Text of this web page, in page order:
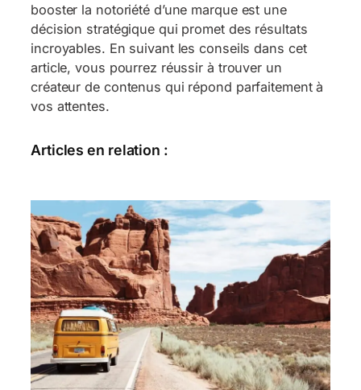
booster la notoriété d’une marque est une
décision stratégique qui promet des résultats
incroyables. En suivant les conseils dans cet
article, vous pourrez réussir à trouver un
créateur de contenus qui répond parfaitement à
vos attentes.
Articles en relation :